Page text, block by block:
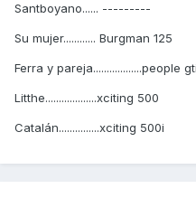
Santboyano...... ---------
Su mujer............ Burgman 125
Ferra y pareja..................people gti
Litthe...................xciting 500
Catalán...............xciting 500i